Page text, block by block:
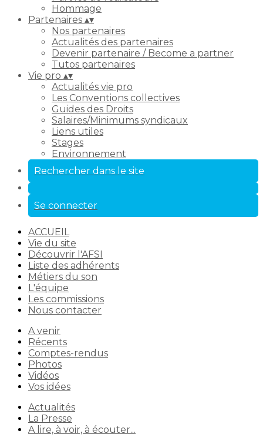
Hommage
Partenaires ▴▾
Nos partenaires
Actualités des partenaires
Devenir partenaire / Become a partner
Tutos partenaires
Vie pro ▴▾
Actualités vie pro
Les Conventions collectives
Guides des Droits
Salaires/Minimums syndicaux
Liens utiles
Stages
Environnement
Rechercher dans le site
Se connecter
ACCUEIL
Vie du site
Découvrir l'AFSI
Liste des adhérents
Métiers du son
L'équipe
Les commissions
Nous contacter
A venir
Récents
Comptes-rendus
Photos
Vidéos
Vos idées
Actualités
La Presse
A lire, à voir, à écouter...